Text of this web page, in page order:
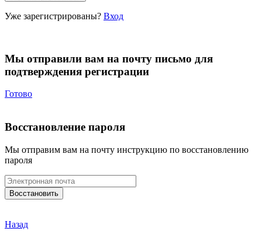
Уже зарегистрированы? Вход
Мы отправили вам на почту письмо для
подтверждения регистрации
Готово
Восстановление пароля
Мы отправим вам на почту инструкцию по восстановлению
пароля
Назад